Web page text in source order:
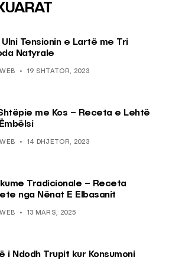
Tensionin e Lartë me Tri
Natyrale
19 SHTATOR, 2023
me Kos – Receta e Lehtë
14 DHJETOR, 2023
Tradicionale – Receta
nga Nënat E Elbasanit
13 MARS, 2025
i Ndodh Trupit kur Konsumoni